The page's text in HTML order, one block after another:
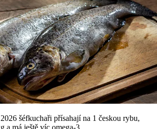
šéfkuchaři přísahají na 1 českou rybu,
a má ještě víc omega-3